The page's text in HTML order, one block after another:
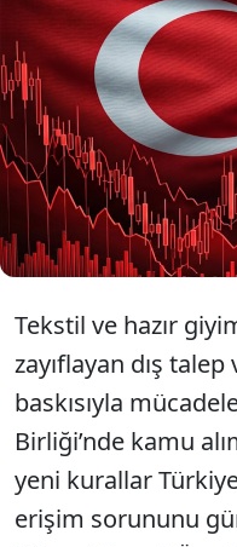
Avrupa
Ticaret Örgütü
üyelerine
büyük ölçekli
Türkiye Giyim
Türkiye’nin
için Ticaret
Tekstil ve hazır
zayıflayan dış
baskısıyla
Birliği’nde kamu
yeni kurallar
erişim sorununu